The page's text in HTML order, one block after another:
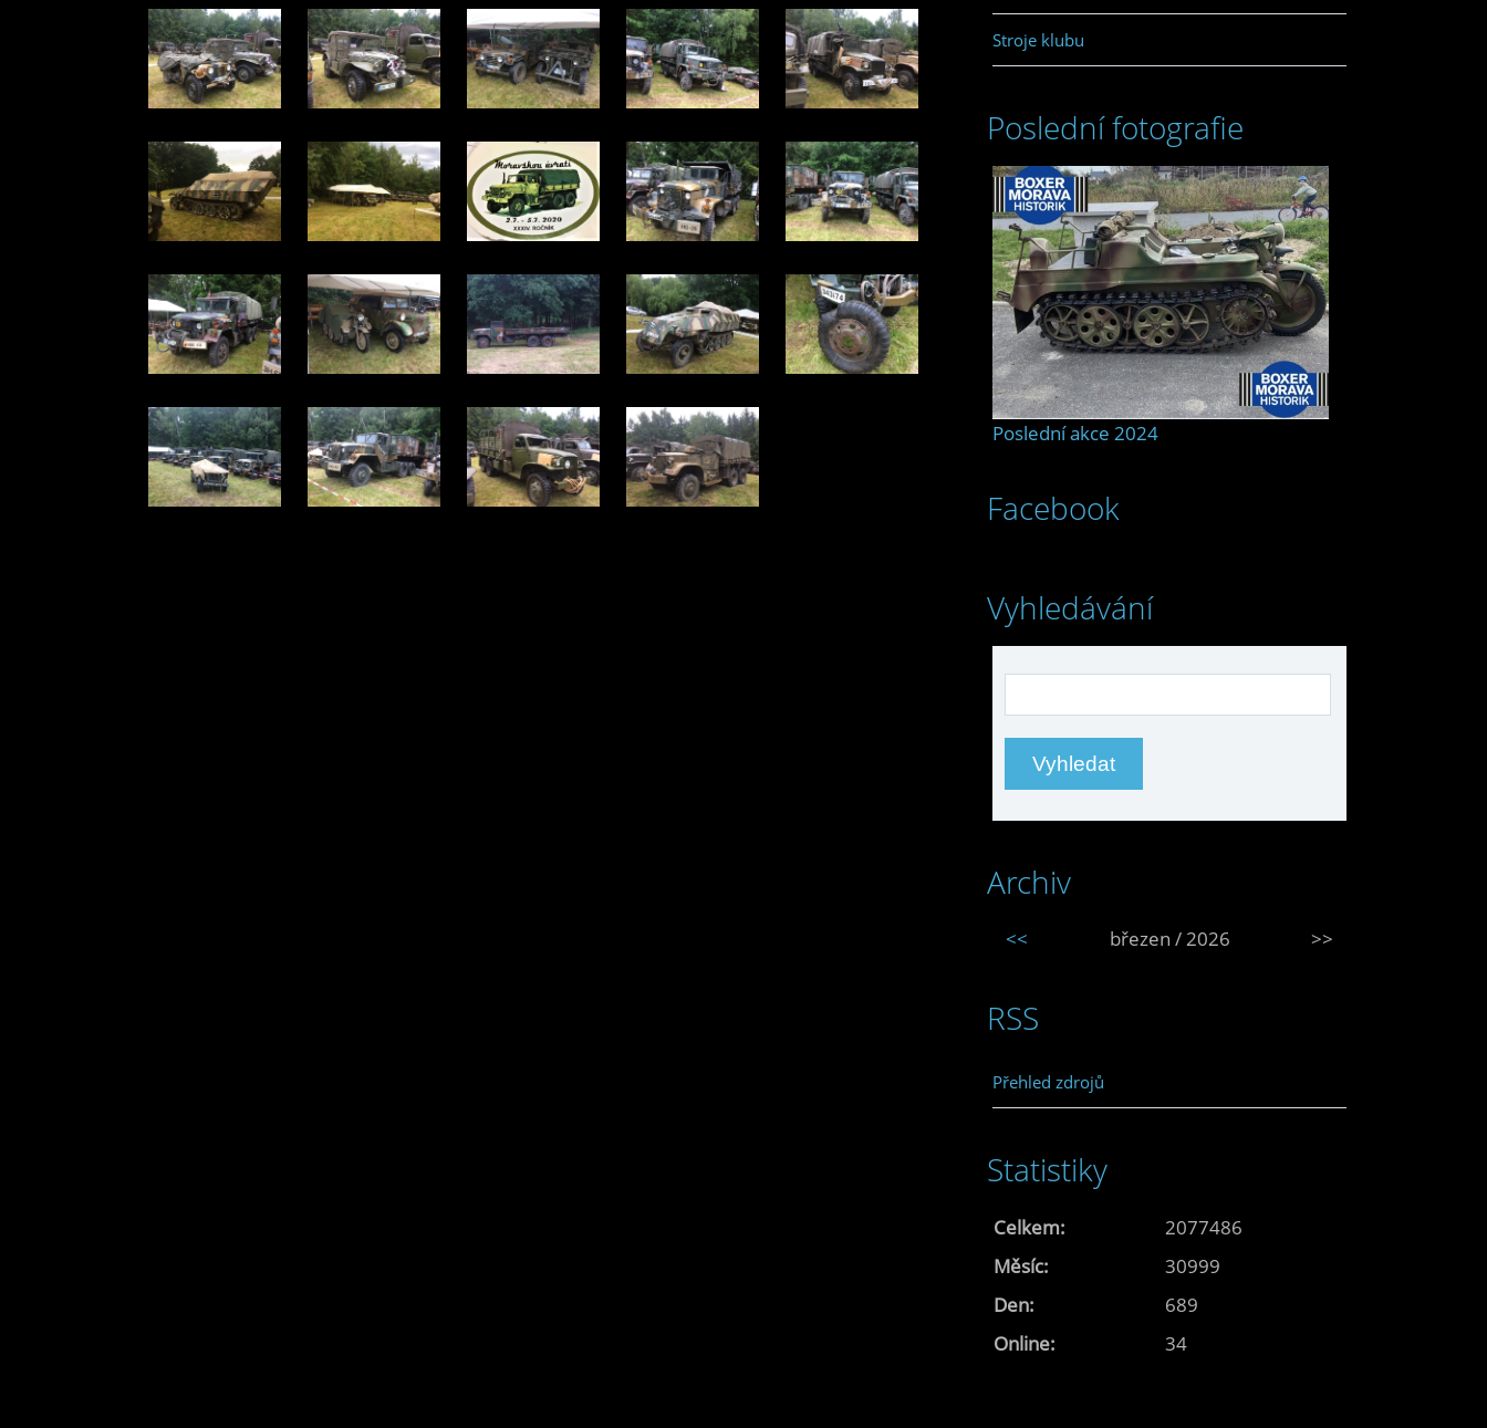
Stroje klubu
Poslední fotografie
Poslední akce 2024
Facebook
Vyhledávání
Archiv
<< březen / 2026 >>
RSS
Přehled zdrojů
Statistiky
Online: 34
Celkem:
2077486
Měsíc:
30999
Den:
689